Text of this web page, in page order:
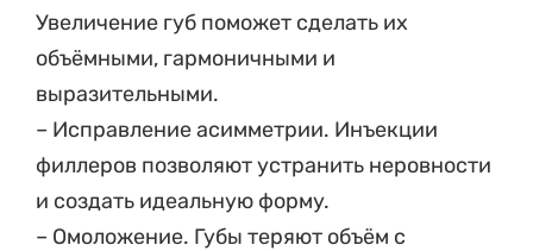
Увеличение губ поможет сделать их
объёмными, гармоничными и
выразительными.
– Исправление асимметрии. Инъекции
филлеров позволяют устранить неровности
и создать идеальную форму.
– Омоложение. Губы теряют объём с